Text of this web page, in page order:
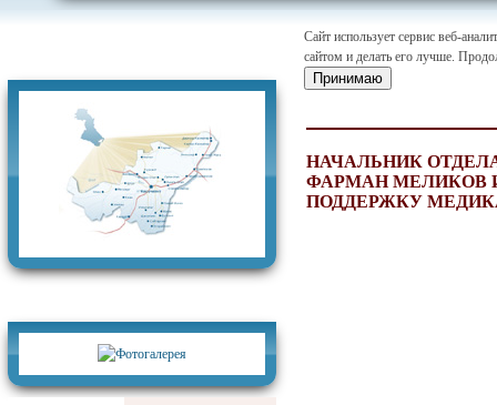
Сайт использует сервис веб-
сайтом и делать его лучше.
Принимаю
НАЧАЛЬНИК
ФАРМАН МЕЛИКОВ
ПОДДЕРЖКУ